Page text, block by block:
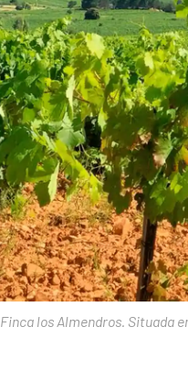
Finca los Almendros. Situada